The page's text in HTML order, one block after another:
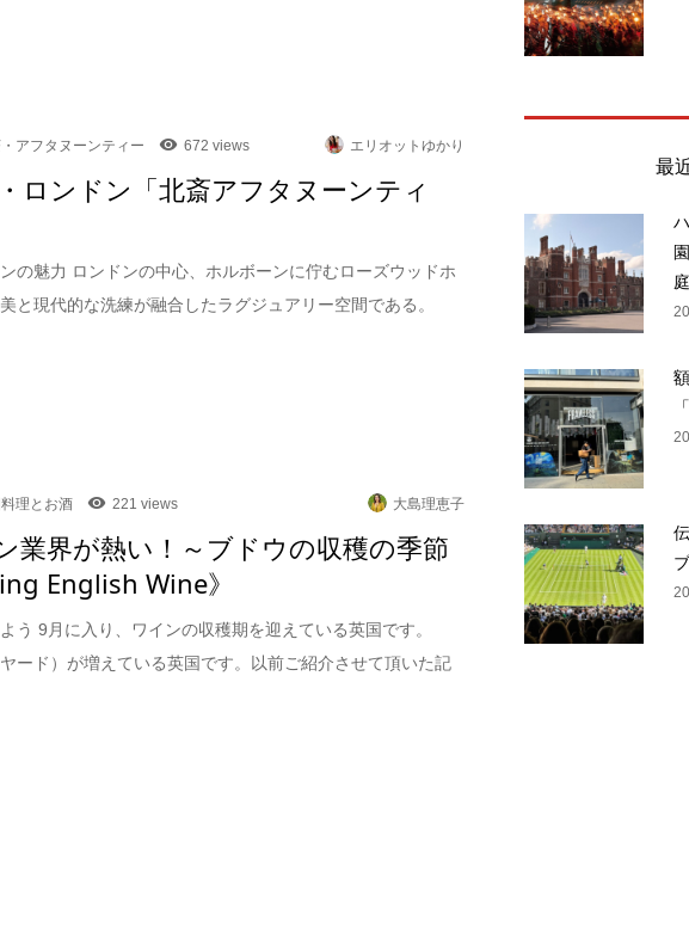
アフタヌーンティー 672 views エリオットゆかり
ロンドン「北斎アフタヌーンティ
の魅力 ロンドンの中心、ホルボーンに佇むローズウッドホ
と現代的な洗練が融合したラグジュアリー空間である。
理とお酒 221 views 大島理恵子
業界が熱い！～ブドウの収穫の季節
English Wine》
う 9月に入り、ワインの収穫期を迎えている英国です。
ード）が増えている英国です。以前ご紹介させて頂いた記
最